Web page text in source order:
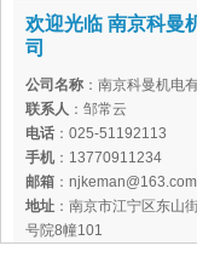
欢迎光临 南京科曼
司
公司名称 ：南京科曼机电
联系人 ：邹常云
电话 ：025-51192113
手机 ：13770911234
邮箱 ：njkeman@163.com
地址 ：南京市江宁区东山
号院8幢101